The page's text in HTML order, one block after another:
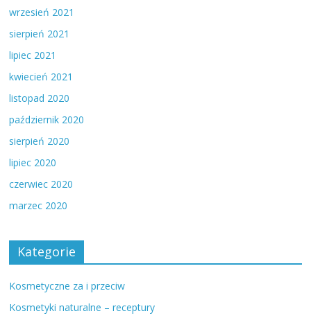
wrzesień 2021
sierpień 2021
lipiec 2021
kwiecień 2021
listopad 2020
październik 2020
sierpień 2020
lipiec 2020
czerwiec 2020
marzec 2020
Kategorie
Kosmetyczne za i przeciw
Kosmetyki naturalne – receptury